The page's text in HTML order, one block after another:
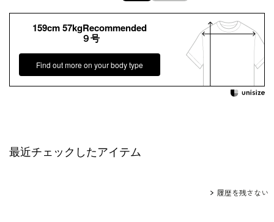
159cm 57kgRecommended
９号
Find out more on your body type
最近チェックしたアイテム
履歴を残さない